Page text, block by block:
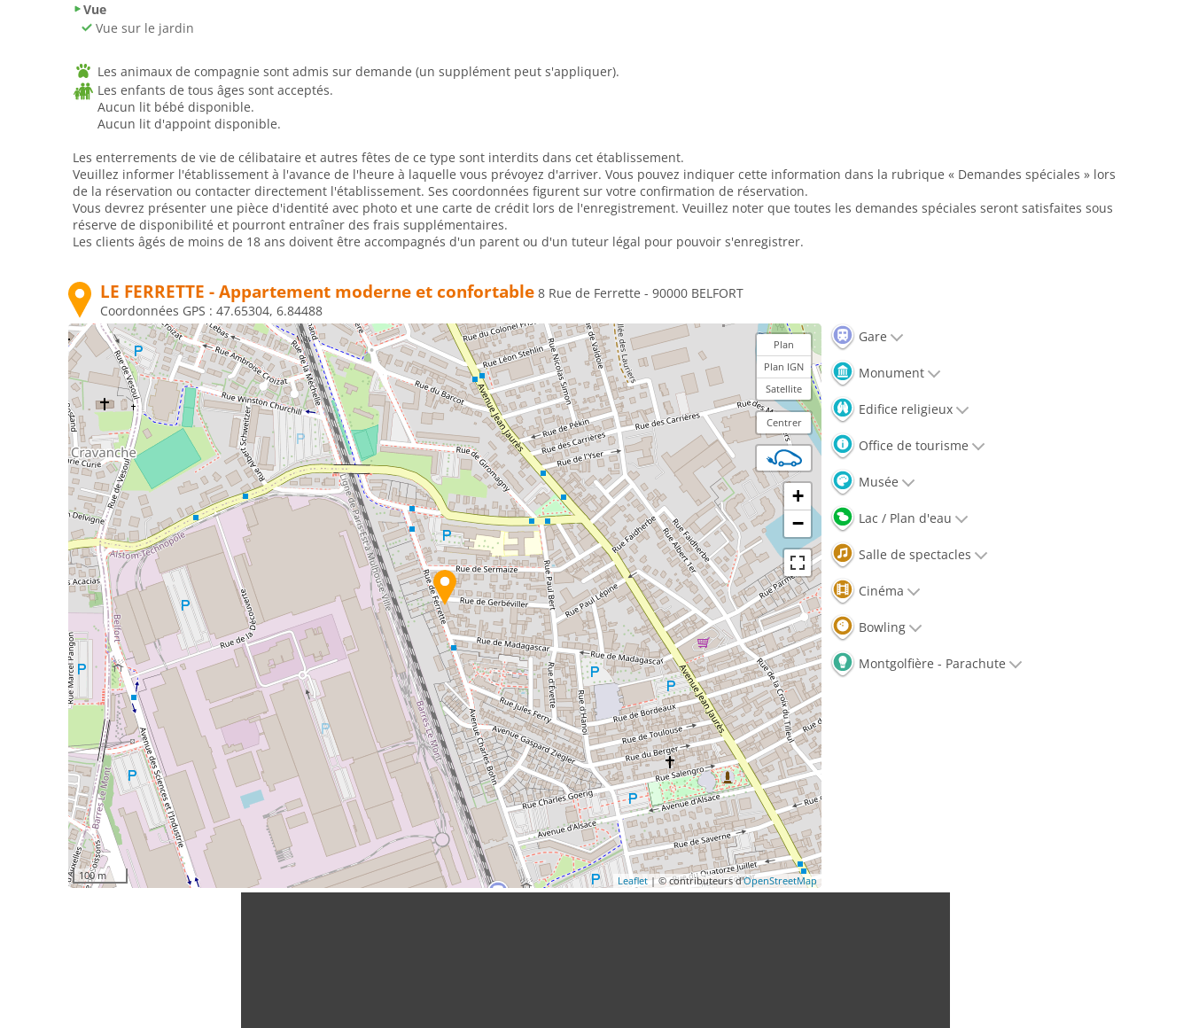
Vue
Vue sur le jardin
Les animaux de compagnie sont admis sur demande (un supplément peut s'appliquer).
Les enfants de tous âges sont acceptés.
Aucun lit bébé disponible.
Aucun lit d'appoint disponible.
Les enterrements de vie de célibataire et autres fêtes de ce type sont interdits dans cet établissement.
Veuillez informer l'établissement à l'avance de l'heure à laquelle vous prévoyez d'arriver. Vous pouvez indiquer cette information dans la rubrique « Demandes spéciales » lors
de la réservation ou contacter directement l'établissement. Ses coordonnées figurent sur votre confirmation de réservation.
Vous devrez présenter une pièce d'identité avec photo et une carte de crédit lors de l'enregistrement. Veuillez noter que toutes les demandes spéciales seront satisfaites sous
réserve de disponibilité et pourront entraîner des frais supplémentaires.
Les clients âgés de moins de 18 ans doivent être accompagnés d'un parent ou d'un tuteur légal pour pouvoir s'enregistrer.
LE FERRETTE - Appartement moderne et confortable 8 Rue de Ferrette - 90000 BELFORT
Coordonnées GPS : 47.65304, 6.84488
Plan
Plan IGN
Satellite
Centrer
+
−
100 m Leaflet| © contributeurs d'OpenStreetMap
Gare
Monument
Edifice religieux
Office de tourisme
Musée
Lac / Plan d'eau
Salle de spectacles
Cinéma
Bowling
Montgolfière - Parachute